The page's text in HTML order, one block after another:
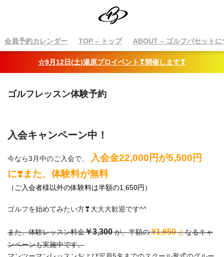
会員予約カレンダー TOP – トップ ABOUT – ゴルフバセットに
☆9月12日(土)湯原プロイベント❢開催します❢
ゴルフレッスン体験予約
入会キャンペーン中！
今なら3月中のご入会で、
入会金22,000円が5,500円
に❣️また、体験料が無料
（ご入会者様以外の体験料は半額の1,650円）
ゴルフを始めてみたい方❣大大大歓迎です^^
また、体験レッスン料金￥3,300が、半額の¥1,650となるキャ
ンペーンも実施中です。